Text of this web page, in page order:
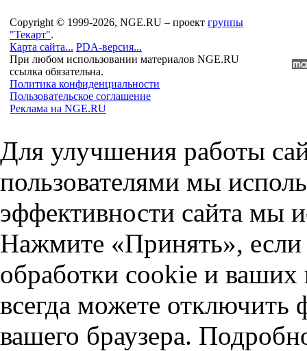
Copyright © 1999-2026, NGE.RU – проект группы
"Текарт".
Карта сайта... PDA-версия...
При любом использовании материалов NGE.RU
ссылка обязательна.
Политика конфиденциальности
Пользовательское соглашение
Реклама на NGE.RU
Для улучшения работы
пользователями мы
эффективности сайта мы
Нажмите «Принять», если
обработки cookie и
всегда можете отключить
вашего браузера.